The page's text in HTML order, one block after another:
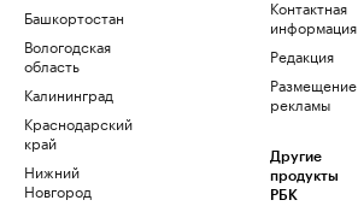
Башкортостан
Вологодская
область
Калининград
Краснодарский
край
Нижний
Новгород
Контактная
информация
Редакция
Размещение
рекламы
Другие
продукты
РБК